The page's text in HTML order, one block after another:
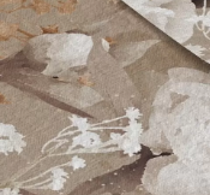
Стандарт
831499грн/м²
Преміум Вініл
1216730грн/м²